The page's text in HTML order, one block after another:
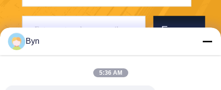
Envoyer
Byn
5:36 AM